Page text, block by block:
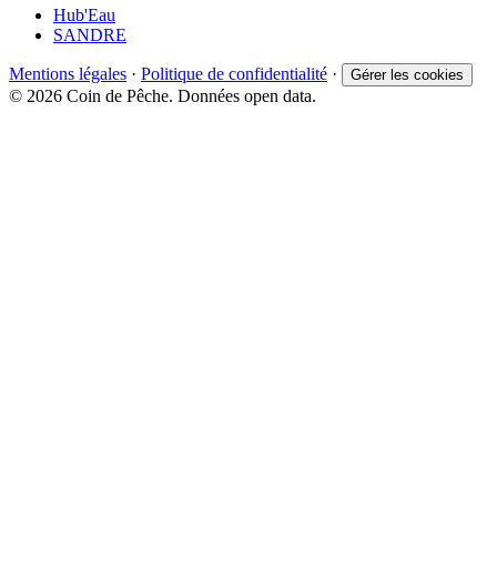
Hub'Eau
SANDRE
Mentions légales · Politique de confidentialité · Gérer les cookies
© 2026 Coin de Pêche. Données open data.